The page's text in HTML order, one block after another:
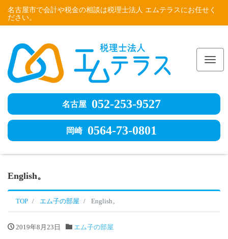
名古屋市で会計や税金の相談は税理士法人 エムテラスにお任せく
ださい。
名古屋 052-253-9527
岡崎 0564-73-0801
English。
TOP エム子の部屋 English。
2019年8月23日 エム子の部屋